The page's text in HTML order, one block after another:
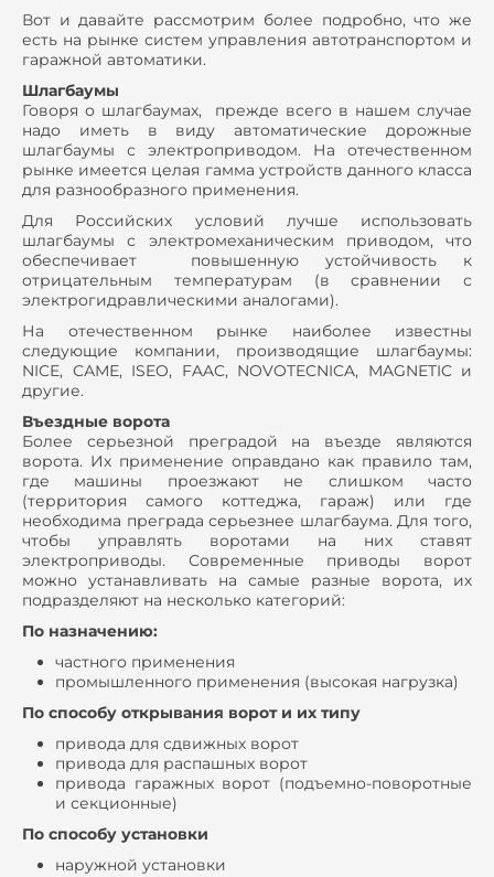
Вот и давайте рассмотрим более подробно, что же
есть на рынке систем управления автотранспортом и
гаражной автоматики.
Шлагбаумы
Говоря о шлагбаумах, прежде всего в нашем случае
надо иметь в виду автоматические дорожные
шлагбаумы с электроприводом. На отечественном
рынке имеется целая гамма устройств данного класса
для разнообразного применения.
Для Российских условий лучше использовать
шлагбаумы с электромеханическим приводом, что
обеспечивает повышенную устойчивость к
отрицательным температурам (в сравнении с
электрогидравлическими аналогами).
На отечественном рынке наиболее известны
cледующие компании, производящие шлагбаумы:
NICE, САМЕ, ISEO, FAAC, NOVOTECNICA, MAGNETIC и
другие.
Въездные ворота
Более серьезной преградой на въезде являются
ворота. Их применение оправдано как правило там,
где машины проезжают не слишком часто
(территория самого коттеджа, гараж) или где
необходима преграда серьезнее шлагбаума. Для того,
чтобы управлять воротами на них ставят
электроприводы. Современные приводы ворот
можно устанавливать на самые разные ворота, их
подразделяют на несколько категорий:
По назначению:
частного применения
промышленного применения (высокая нагрузка)
По способу открывания ворот и их типу
привода для сдвижных ворот
привода для распашных ворот
привода гаражных ворот (подъемно-поворотные
и секционные)
По способу установки
наружной установки